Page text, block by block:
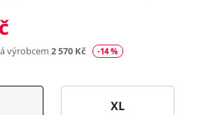
výrobcem 2 570 Kč -14 %
XL